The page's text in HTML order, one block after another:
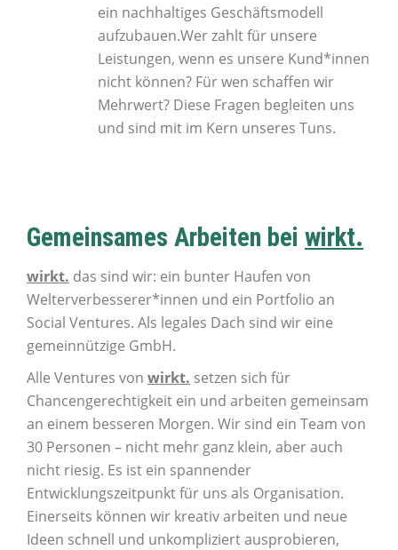
ein nachhaltiges Geschäftsmodell
aufzubauen.Wer zahlt für unsere
Leistungen, wenn es unsere Kund*innen
nicht können? Für wen schaffen wir
Mehrwert? Diese Fragen begleiten uns
und sind mit im Kern unseres Tuns.
Gemeinsames Arbeiten bei wirkt.
wirkt. das sind wir: ein bunter Haufen von
Welterverbesserer*innen und ein Portfolio an
Social Ventures. Als legales Dach sind wir eine
gemeinnützige GmbH.
Alle Ventures von wirkt. setzen sich für
Chancengerechtigkeit ein und arbeiten gemeinsam
an einem besseren Morgen. Wir sind ein Team von
30 Personen – nicht mehr ganz klein, aber auch
nicht riesig. Es ist ein spannender
Entwicklungszeitpunkt für uns als Organisation.
Einerseits können wir kreativ arbeiten und neue
Ideen schnell und unkompliziert ausprobieren,